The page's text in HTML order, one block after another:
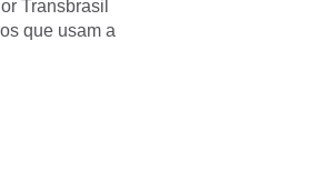
Transbrasil
que usam a